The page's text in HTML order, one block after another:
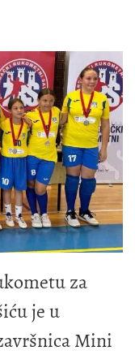
za
je u
Mini